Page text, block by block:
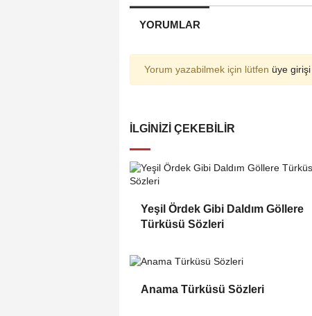
YORUMLAR
Yorum yazabilmek için lütfen üye girişi
İLGINIZI ÇEKEBILIR
Yeşil Ördek Gibi Daldım Göllere
Türküsü Sözleri
Anama Türküsü Sözleri